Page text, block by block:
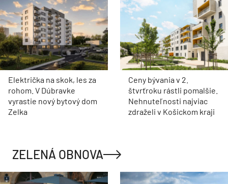
Električka na skok, les za
rohom. V Dúbravke
vyrastie nový bytový dom
Zelka
Ceny bývania v 2.
štvrťroku rástli pomalšie.
Nehnuteľnosti najviac
zdraželi v Košickom kraji
ZELENÁ OBNOVA